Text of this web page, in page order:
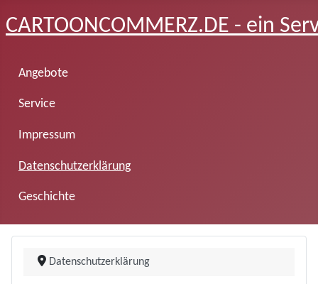
CARTOONCOMMERZ.DE - ein
Angebote
Service
Impressum
Datenschutzerklärung
Geschichte
Datenschutzerklärung